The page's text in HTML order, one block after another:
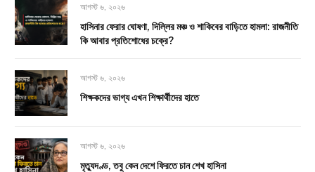
আগস্ট ৬, ২০২৬
হাসিনার ফেরার ঘোষণা, দিল্লির মঞ্চ ও শাকিবের বাড়িতে হামলা: রাজনীতি
কি আবার প্রতিশোধের চক্রে?
আগস্ট ৬, ২০২৬
শিক্ষকদের ভাগ্য এখন শিক্ষার্থীদের হাতে
আগস্ট ৬, ২০২৬
মৃত্যুদণ্ড, তবু কেন দেশে ফিরতে চান শেখ হাসিনা